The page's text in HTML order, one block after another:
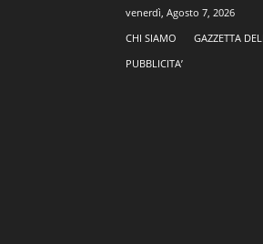
venerdì, Agosto 7, 2026
CHI SIAMO
GAZZETTA
PUBBLICITA’